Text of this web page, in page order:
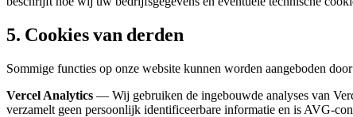
5. Cookies van derden
Sommige functies op onze website kunnen worden aangeboden
Vercel Analytics — Wij gebruiken de ingebouwde analyses van
verzamelt geen persoonlijk identificeerbare informatie en is AVG-